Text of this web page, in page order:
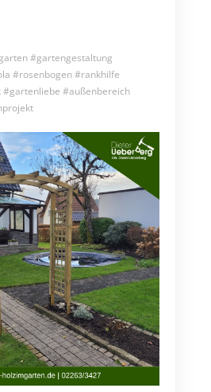
#gartengestaltung
#rosenbogen #rankhilfe
#außenbereich